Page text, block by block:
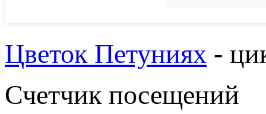
Цветок Петуниях -
Счетчик посещений